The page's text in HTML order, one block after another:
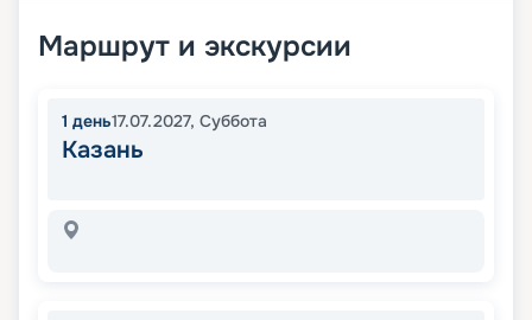
Маршрут и экскурсии
1 день17.07.2027, Суббота
Казань